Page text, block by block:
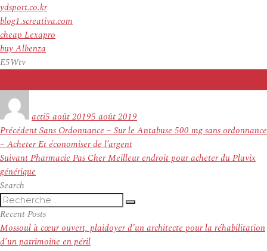
ydsport.co.kr
blog1.screativa.com
cheap Lexapro
buy Albenza
E5Wtv
actile
5 août 20195 août 2019
Navigation
de
l’article
PrécédentArticle
précédent :
Sans Ordonnance – Sur le Antabuse 500 mg sans ordonnance
– Acheter Et économiser de l’argent
SuivantArticle
suivant :
Pharmacie Pas Cher Meilleur endroit pour acheter du Plavix
générique
Search
Recherche
pour
:
Recherche
Recent Posts
Mossoul à cœur ouvert, plaidoyer d’un architecte pour la réhabilitation
d’un patrimoine en péril